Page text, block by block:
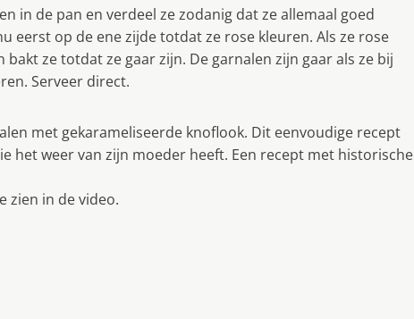
in de pan en verdeel ze zodanig dat ze allemaal goed
eerst op de ene zijde totdat ze rose kleuren. Als ze rose
ze totdat ze gaar zijn. De garnalen zijn gaar als ze bij
Serveer direct.
met gekarameliseerde knoflook. Dit eenvoudige recept
het weer van zijn moeder heeft. Een recept met historische
zien in de video.